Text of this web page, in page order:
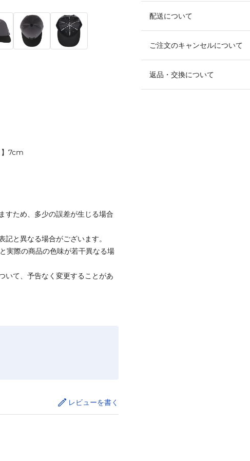
配送について
ご注文のキャンセルについて
返品・交換について
7cm
すため、多少の誤差が生じる場合
と異なる場合がございます。
実際の商品の色味が若干異なる場
いて、予告なく変更することがあ
レビューを書く